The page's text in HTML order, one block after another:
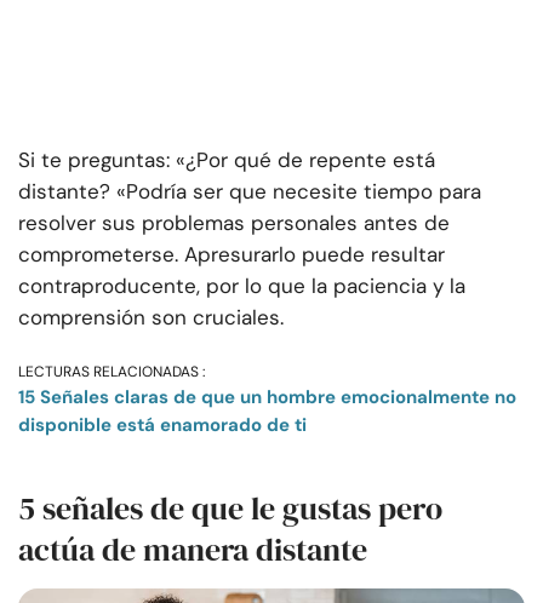
Si te preguntas: «¿Por qué de repente está
distante? «Podría ser que necesite tiempo para
resolver sus problemas personales antes de
comprometerse. Apresurarlo puede resultar
contraproducente, por lo que la paciencia y la
comprensión son cruciales.
LECTURAS RELACIONADAS :
15 Señales claras de que un hombre emocionalmente no
disponible está enamorado de ti
5 señales de que le gustas pero
actúa de manera distante